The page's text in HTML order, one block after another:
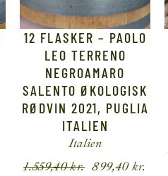
12 FLASKER – PAOLO
LEO TERRENO
NEGROAMARO
SALENTO ØKOLOGISK
RØDVIN 2021, PUGLIA
ITALIEN
Italien
1.559,40kr. 899,40kr.